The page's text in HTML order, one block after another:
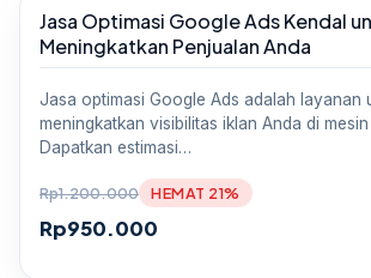
Sale
Jasa Optimasi Google Ads Kendal
Meningkatkan Penjualan Anda
Jasa optimasi Google Ads adalah layanan
meningkatkan visibilitas iklan Anda di
Dapatkan estimasi…
Rp1.200.000
Rp950.000
HEMAT 21%